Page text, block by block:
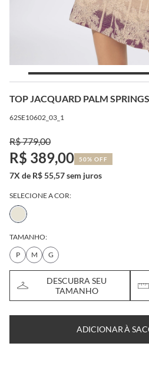
TOP JACQUARD PALM
62SE10602_03_1
R$ 779,00
R$ 389,00 50% OFF
7X de R$ 55,57 sem juros
SELECIONE A COR:
TAMANHO:
P
M G
DESCUBRA SEU
TAMANHO
ADICIONAR À